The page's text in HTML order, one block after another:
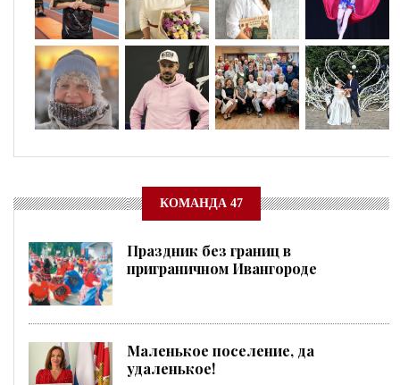
КОМАНДА 47
Праздник без границ в
приграничном Ивангороде
Маленькое поселение, да
удаленькое!